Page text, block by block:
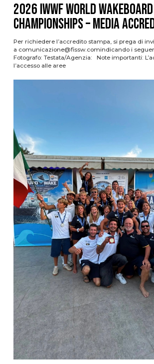
2026 IWWF WORLD WAKEBOARD
CHAMPIONSHIPS – MEDIA
Per richiedere l’accredito stampa, si prega di
a comunicazione@fissw.comindicando i
Fotografo: Testata/Agenzia: Note importanti:
l’accesso alle aree